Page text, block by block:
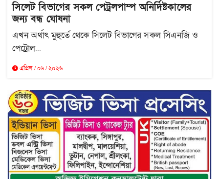
সিলেট বিভাগের সকল পেট্রলপাম্প অনির্দিষ্টকালের
জন্য বন্ধ ঘোষনা
এখন অর্থাৎ মুহুর্তে থেকে সিলেট বিভাগের সকল সিএনজি ও
পেট্রোল...
এপ্রিল / ০৬ / ২০২৬